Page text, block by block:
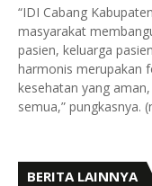
“IDI Cabang
masyarakat
pasien, keluarga
harmonis merupakan
kesehatan yang
semua,” pungkasnya.
BERITA LAINNYA